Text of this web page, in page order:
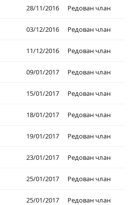
28/11/2016 Редован члан
03/12/2016 Редован члан
11/12/2016 Редован члан
09/01/2017 Редован члан
15/01/2017 Редован члан
18/01/2017 Редован члан
19/01/2017 Редован члан
23/01/2017 Редован члан
25/01/2017 Редован члан
25/01/2017 Редован члан